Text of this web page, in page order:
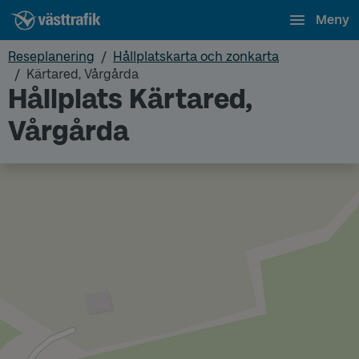
Meny
Reseplanering
Hållplatskarta och zonkarta
Kärtared, Vårgårda
Hållplats Kärtared,
Vårgårda